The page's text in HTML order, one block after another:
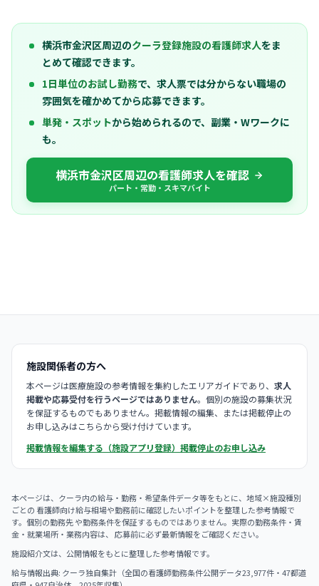
横浜市金沢区周辺のクーラ登録施設の看護師求人をま
とめて確認できます。
1日単位のお試し勤務で、求人票では分からない職場の
雰囲気を確かめてから応募できます。
単発・スポットから始められるので、副業・Wワークに
も。
横浜市金沢区周辺の看護師求人を確認
パート・常勤・スキマバイト
施設関係者の方へ
本ページは医療施設の参考情報を集約したエリアガイドであり、 求人
掲載や応募受付を行うページではありません。個別の施設の募集状況
を保証するものでもありません。掲載情報の編集、または掲載停止の
お申し込みはこちらから受け付けています。
掲載情報を編集する（施設アプリ登録） 掲載停止のお申し込み
本ページは、クーラ内の給与・勤務・希望条件データ等をもとに、地域×施設種別
ごとの 看護師向け給与相場や勤務前に確認したいポイントを整理した参考情報で
す。個別の勤務先 や勤務条件を保証するものではありません。実際の勤務条件・賃
金・就業場所・業務内容は、 応募前に必ず最新情報をご確認ください。
施設紹介文は、公開情報をもとに整理した参考情報です。
給与情報出典: クーラ独自集計（全国の看護師勤務条件公開データ23,977件・47都道